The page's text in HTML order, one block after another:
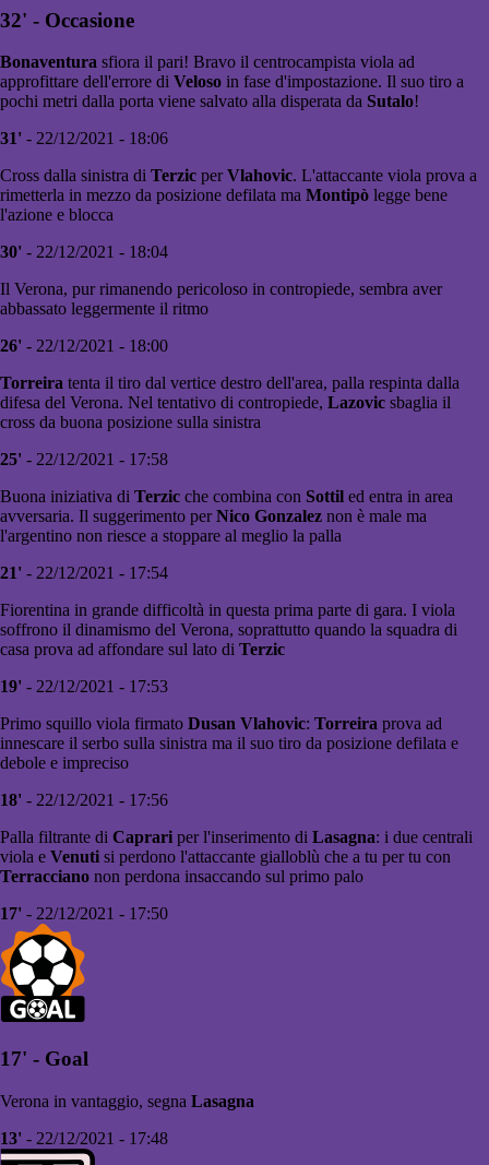
32' - Occasione
Bonaventura sfiora il pari! Bravo il centrocampista viola ad
approfittare dell'errore di Veloso in fase d'impostazione. Il suo tiro a
pochi metri dalla porta viene salvato alla disperata da Sutalo!
31' - 22/12/2021 - 18:06
Cross dalla sinistra di Terzic perVlahovic. L'attaccante viola prova a
rimetterla in mezzo da posizione defilata ma Montipò legge bene
l'azione e blocca
30' - 22/12/2021 - 18:04
Il Verona, pur rimanendo pericoloso in contropiede, sembra aver
abbassato leggermente il ritmo
26' - 22/12/2021 - 18:00
Torreira tenta il tiro dal vertice destro dell'area, palla respinta dalla
difesa del Verona. Nel tentativo di contropiede, Lazovic sbaglia il
cross da buona posizione sulla sinistra
25' - 22/12/2021 - 17:58
Buona iniziativa di Terzic che combina con Sottil ed entra in area
avversaria. Il suggerimento perNico Gonzalez non è male ma
l'argentino non riesce a stoppare al meglio la palla
21' - 22/12/2021 - 17:54
Fiorentina in grande difficoltà in questa prima parte di gara. I viola
soffrono il dinamismo del Verona, soprattutto quando la squadra di
casa prova ad affondare sul lato di Terzic
19' - 22/12/2021 - 17:53
Primo squillo viola firmato Dusan Vlahovic: Torreira prova ad
innescare il serbo sulla sinistra ma il suo tiro da posizione defilata e
debole e impreciso
18' - 22/12/2021 - 17:56
Palla filtrante di Caprari per l'inserimento di Lasagna: i due centrali
viola e Venuti si perdono l'attaccante gialloblù che a tu per tu con
Terracciano non perdona insaccando sul primo palo
17' - 22/12/2021 - 17:50
17' - Goal
Verona in vantaggio, segna Lasagna
13' - 22/12/2021 - 17:48